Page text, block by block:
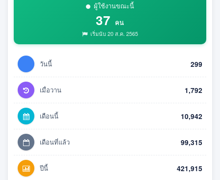
ผู้ใช้งานขณะนี้
37 คน
เริ่มนับ 20 ส.ค. 2565
วันนี้ 299
เมื่อวาน 1,792
เดือนนี้ 10,942
เดือนที่แล้ว 99,315
ปีนี้ 421,915